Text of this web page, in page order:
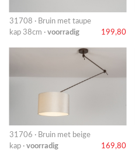
31708 · Bruin met taupe
kap 38cm · voorradig 199,80
31706 · Bruin met beige
kap · voorradig 169,80